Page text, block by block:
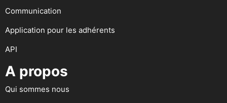
Communication
Application pour les adhérents
API
A propos
Qui sommes nous